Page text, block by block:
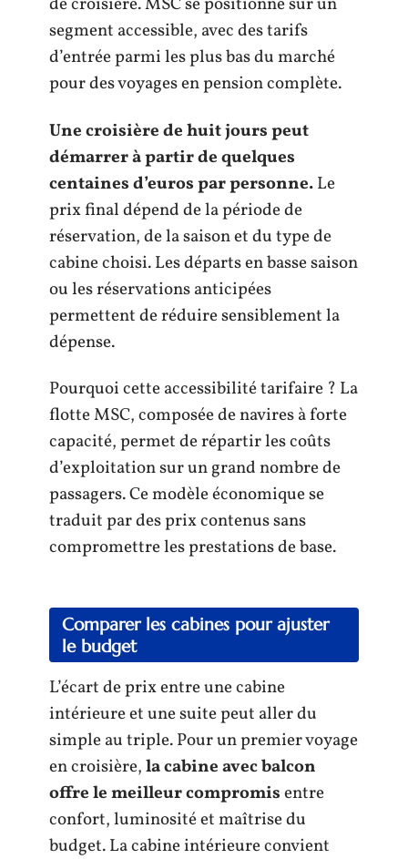
de croisière. MSC se positionne sur un
segment accessible, avec des tarifs
d’entrée parmi les plus bas du marché
pour des voyages en pension complète.
Une croisière de huit jours peut
démarrer à partir de quelques
centaines d’euros par personne.Le
prix final dépend de la période de
réservation, de la saison et du type de
cabine choisi. Les départs en basse saison
ou les réservations anticipées
permettent de réduire sensiblement la
dépense.
Pourquoi cette accessibilité tarifaire ? La
flotte MSC, composée de navires à forte
capacité, permet de répartir les coûts
d’exploitation sur un grand nombre de
passagers. Ce modèle économique se
traduit par des prix contenus sans
compromettre les prestations de base.
Comparer les cabines pour ajuster
le budget
L’écart de prix entre une cabine
intérieure et une suite peut aller du
simple au triple. Pour un premier voyage
en croisière,la cabine avec balcon
offre le meilleur compromisentre
confort, luminosité et maîtrise du
budget. La cabine intérieure convient